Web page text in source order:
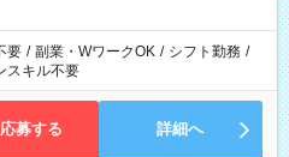
要 / 副業・WワークOK / シフト勤務 /
スキル不要
応募する 詳細へ